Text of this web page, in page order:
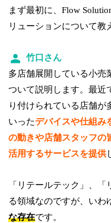
まず最初に、Flow
リューションについて教
竹口さん
多店舗展開している小売
ついて説明します。最近
り付けられている店舗が
いったデバイスや仕組み
の動きや店舗スタッフの
活用するサービスを提供
「リテールテック」、
る領域なのですが、いわ
な存在です。